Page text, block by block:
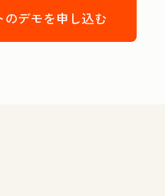
デモを申し込む